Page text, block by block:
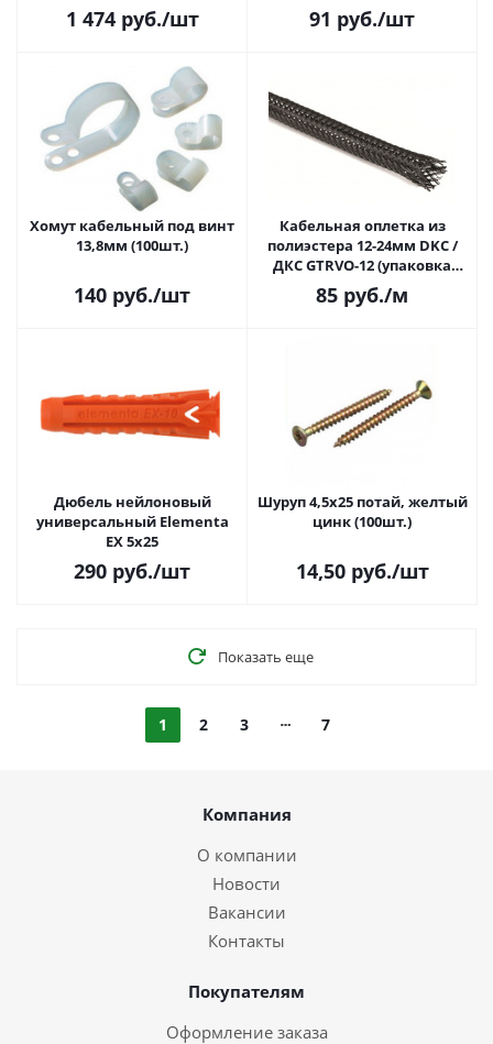
1 474руб./шт 91 руб./шт
Хомут кабельный под винт
13,8мм (100шт.)
140 руб./шт
Кабельная оплетка из
полиэстера 12-24мм DKC /
ДКС GTRVO-12 (упаковка
100м)
85 руб./м
Дюбель нейлоновый
универсальный Elementa
EX 5x25
290 руб./шт
Шуруп 4,5х25 потай, желтый
цинк (100шт.)
14,50руб./шт
Показать еще
1 2 3 7
Компания
О компании
Новости
Вакансии
Контакты
Покупателям
Оформление заказа